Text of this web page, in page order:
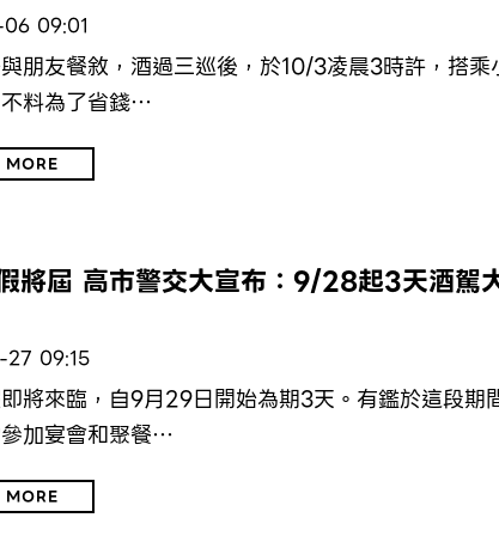
09:01
朋友餐敘，酒過三巡後，於10/3凌晨3時許，搭乘
料為了省錢…
MORE
將屆 高市警交大宣布：9/28起3天酒駕
09:15
將來臨，自9月29日開始為期3天。有鑑於這段期
加宴會和聚餐…
MORE